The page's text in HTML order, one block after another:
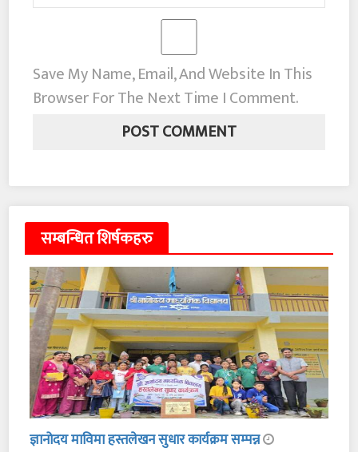
Save My Name, Email, And Website In This
Browser For The Next Time I Comment.
सम्बन्धित शिर्षकहरु
ज्ञानोदय माविमा हस्तलेखन सुधार कार्यक्रम सम्पन्न